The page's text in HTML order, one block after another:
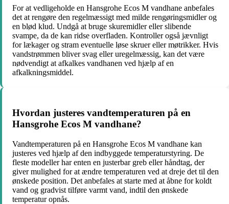
For at vedligeholde en Hansgrohe Ecos M vandhane anbefales
det at rengøre den regelmæssigt med milde rengøringsmidler og
en blød klud. Undgå at bruge skuremidler eller slibende
svampe, da de kan ridse overfladen. Kontroller også jævnligt
for lækager og stram eventuelle løse skruer eller møtrikker. Hvis
vandstrømmen bliver svag eller uregelmæssig, kan det være
nødvendigt at afkalkes vandhanen ved hjælp af en
afkalkningsmiddel.
Hvordan justeres vandtemperaturen på en
Hansgrohe Ecos M vandhane?
Vandtemperaturen på en Hansgrohe Ecos M vandhane kan
justeres ved hjælp af den indbyggede temperaturstyring. De
fleste modeller har enten en justerbar greb eller håndtag, der
giver mulighed for at ændre temperaturen ved at dreje det til den
ønskede position. Det anbefales at starte med at åbne for koldt
vand og gradvist tilføre varmt vand, indtil den ønskede
temperatur opnås.